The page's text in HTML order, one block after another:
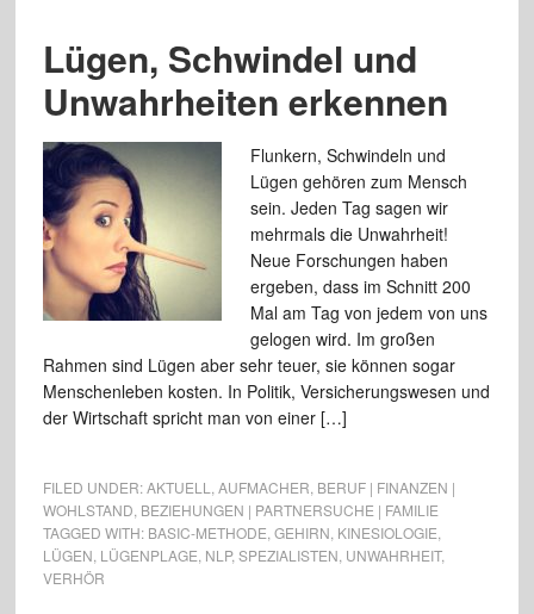
Lügen, Schwindel und
Unwahrheiten erkennen
Flunkern, Schwindeln und
Lügen gehören zum Mensch
sein. Jeden Tag sagen wir
mehrmals die Unwahrheit!
Neue Forschungen haben
ergeben, dass im Schnitt 200
Mal am Tag von jedem von uns
gelogen wird. Im großen
Rahmen sind Lügen aber sehr teuer, sie können sogar
Menschenleben kosten. In Politik, Versicherungswesen und
der Wirtschaft spricht man von einer […]
FILED UNDER:AKTUELL AUFMACHER BERUF | FINANZEN |
WOHLSTAND BEZIEHUNGEN | PARTNERSUCHE | FAMILIE
TAGGED WITH: BASIC-METHODE GEHIRN KINESIOLOGIE
LÜGEN LÜGENPLAGE NLP, SPEZIALISTEN UNWAHRHEIT,
VERHÖR